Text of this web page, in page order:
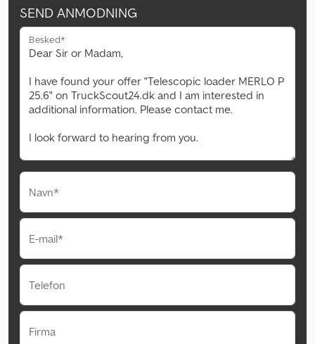
SEND ANMODNING
Besked*
Navn*
E-mail*
Telefon
Firma